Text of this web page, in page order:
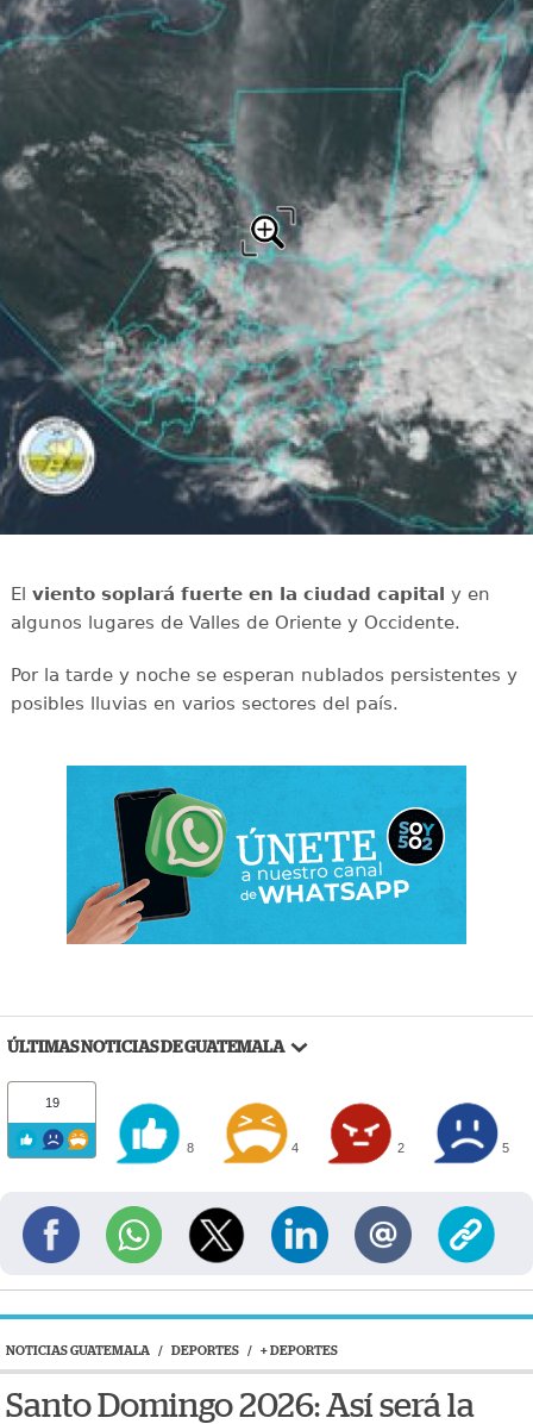
El viento soplará fuerte en la ciudad capital y en
algunos lugares de Valles de Oriente y Occidente.
Por la tarde y noche se esperan nublados persistentes y
posibles lluvias en varios sectores del país.
ÚLTIMAS NOTICIAS DE GUATEMALA
19
8 4 2 5
NOTICIAS GUATEMALA / DEPORTES / + DEPORTES
Santo Domingo 2026: Así será la